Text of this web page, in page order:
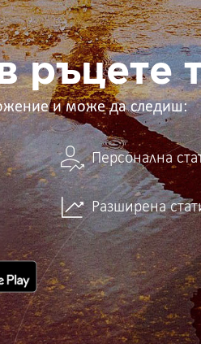
ръцете
и може да следиш:
Персонална
Разширена